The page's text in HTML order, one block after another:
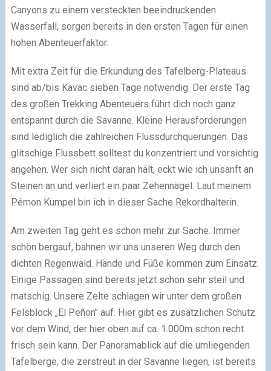
Canyons zu einem versteckten beeindruckenden
Wasserfall, sorgen bereits in den ersten Tagen für einen
hohen Abenteuerfaktor.
Mit extra Zeit für die Erkundung des Tafelberg-Plateaus
sind ab/bis Kavac sieben Tage notwendig. Der erste Tag
des großen Trekking Abenteuers führt dich noch ganz
entspannt durch die Savanne. Kleine Herausforderungen
sind lediglich die zahlreichen Flussdurchquerungen. Das
glitschige Flussbett solltest du konzentriert und vorsichtig
angehen. Wer sich nicht daran hält, eckt wie ich unsanft an
Steinen an und verliert ein paar Zehennägel. Laut meinem
Pémon Kumpel bin ich in dieser Sache Rekordhalterin.
Am zweiten Tag geht es schon mehr zur Sache. Immer
schön bergauf, bahnen wir uns unseren Weg durch den
dichten Regenwald. Hände und Füße kommen zum Einsatz.
Einige Passagen sind bereits jetzt schon sehr steil und
matschig. Unsere Zelte schlagen wir unter dem großen
Felsblock „El Peñon" auf. Hier gibt es zusätzlichen Schutz
vor dem Wind, der hier oben auf ca. 1.000m schon recht
frisch sein kann. Der Panoramablick auf die umliegenden
Tafelberge, die zerstreut in der Savanne liegen, ist bereits